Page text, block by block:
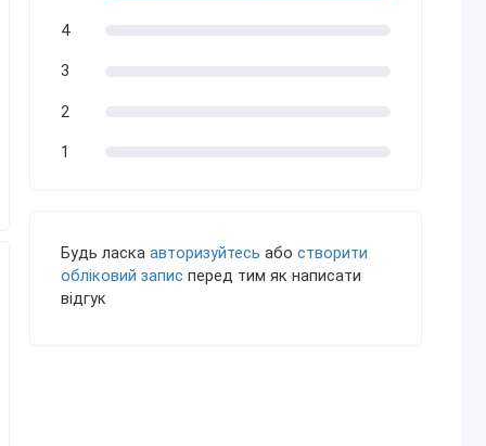
4
3
2
1
Будь ласка авторизуйтесь або створити
обліковий запис перед тим як написати
відгук